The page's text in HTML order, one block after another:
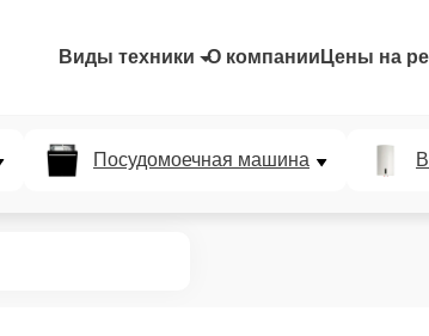
Виды техники О компании Цены на
Посудомоечная машина